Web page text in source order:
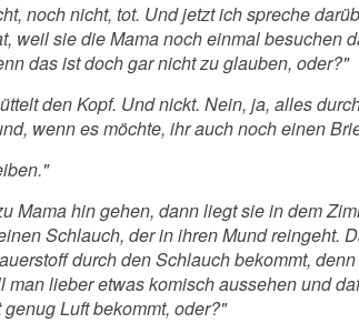
noch nicht, tot. Und jetzt ich spreche
weil sie die Mama noch einmal besuchen
das ist doch gar nicht zu glauben, oder?"
den Kopf. Und nickt. Nein, ja, alles
wenn es möchte, ihr auch noch einen
Mama hin gehen, dann liegt sie in dem
Schlauch, der in ihren Mund reingeht.
durch den Schlauch bekommt,
man lieber etwas komisch aussehen und
Luft bekommt, oder?"